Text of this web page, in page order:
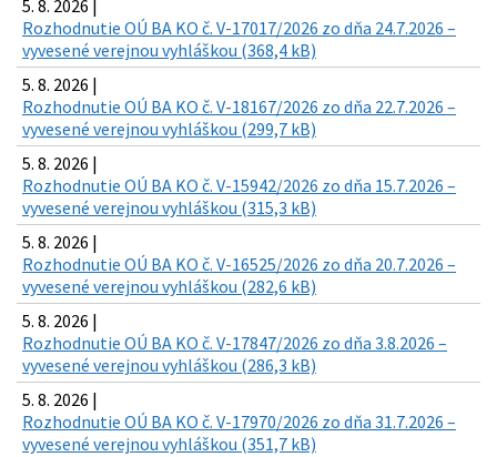
5. 8. 2026 |
Rozhodnutie OÚ BA KO č. V-17017/2026 zo dňa 24.7.2026 –
vyvesené verejnou vyhláškou (368,4 kB)
5. 8. 2026 |
Rozhodnutie OÚ BA KO č. V-18167/2026 zo dňa 22.7.2026 –
vyvesené verejnou vyhláškou (299,7 kB)
5. 8. 2026 |
Rozhodnutie OÚ BA KO č. V-15942/2026 zo dňa 15.7.2026 –
vyvesené verejnou vyhláškou (315,3 kB)
5. 8. 2026 |
Rozhodnutie OÚ BA KO č. V-16525/2026 zo dňa 20.7.2026 –
vyvesené verejnou vyhláškou (282,6 kB)
5. 8. 2026 |
Rozhodnutie OÚ BA KO č. V-17847/2026 zo dňa 3.8.2026 –
vyvesené verejnou vyhláškou (286,3 kB)
5. 8. 2026 |
Rozhodnutie OÚ BA KO č. V-17970/2026 zo dňa 31.7.2026 –
vyvesené verejnou vyhláškou (351,7 kB)